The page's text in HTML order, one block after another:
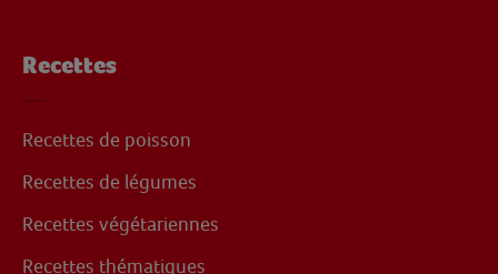
Recettes
Recettes de poisson
Recettes de légumes
Recettes végétariennes
Recettes thématiques